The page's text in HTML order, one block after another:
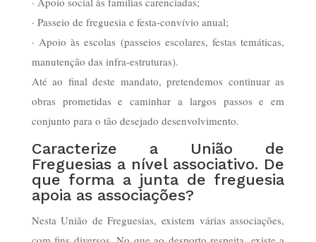
· Passeio de freguesia e festa-convívio anual;
· Apoio às escolas (passeios escolares, festas temáticas,
manutenção das infra-estruturas).
Até ao final deste mandato, pretendemos continuar as
obras prometidas e caminhar a largos passos e em
conjunto para o tão desejado desenvolvimento.
Caracterize a União de
Freguesias a nível associativo. De
que forma a junta de freguesia
apoia as associações?
Nesta União de Freguesias, existem várias associações,